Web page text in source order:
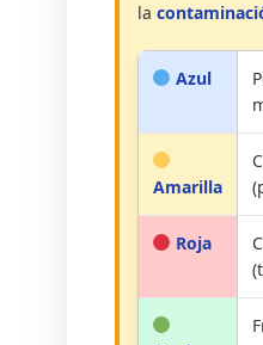
la
Azul
Amarilla
Roja